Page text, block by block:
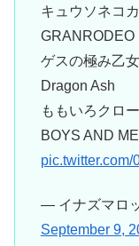
キュウソネコカ
GRANRODEO
ゲスの極み乙女
Dragon Ash
ももいろクロ
BOYS AND
— イナズマロ
September 9,